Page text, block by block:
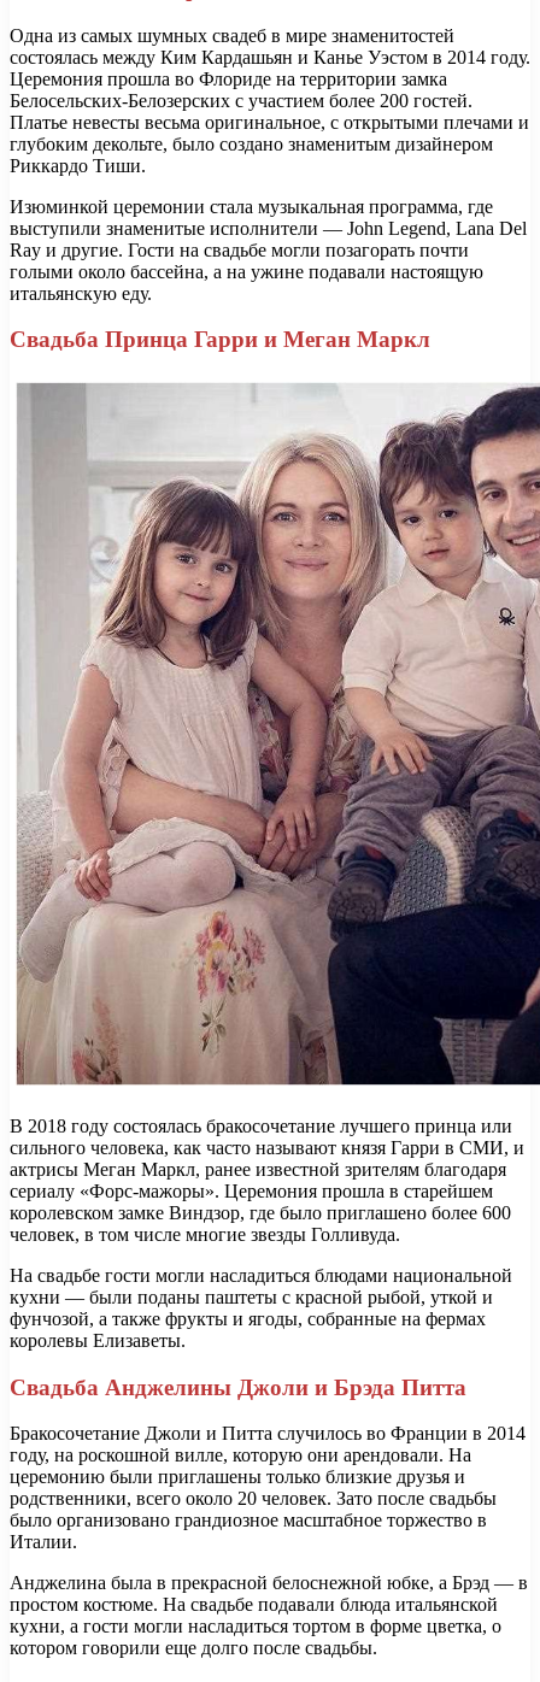
Одна из самых шумных свадеб в мире знаменитостей
состоялась между Ким Кардашьян и Канье Уэстом в 2014 году.
Церемония прошла во Флориде на территории замка
Белосельских-Белозерских с участием более 200 гостей.
Платье невесты весьма оригинальное, с открытыми плечами и
глубоким декольте, было создано знаменитым дизайнером
Риккардо Тиши.
Изюминкой церемонии стала музыкальная программа, где
выступили знаменитые исполнители — John Legend, Lana Del
Ray и другие. Гости на свадьбе могли позагорать почти
голыми около бассейна, а на ужине подавали настоящую
итальянскую еду.
Свадьба Принца Гарри и Меган Маркл
В 2018 году состоялась бракосочетание лучшего принца или
сильного человека, как часто называют князя Гарри в СМИ, и
актрисы Меган Маркл, ранее известной зрителям благодаря
сериалу «Форс-мажоры». Церемония прошла в старейшем
королевском замке Виндзор, где было приглашено более 600
человек, в том числе многие звезды Голливуда.
На свадьбе гости могли насладиться блюдами национальной
кухни — были поданы паштеты с красной рыбой, уткой и
фунчозой, а также фрукты и ягоды, собранные на фермах
королевы Елизаветы.
Свадьба Анджелины Джоли и Брэда Питта
Бракосочетание Джоли и Питта случилось во Франции в 2014
году, на роскошной вилле, которую они арендовали. На
церемонию были приглашены только близкие друзья и
родственники, всего около 20 человек. Зато после свадьбы
было организовано грандиозное масштабное торжество в
Италии.
Анджелина была в прекрасной белоснежной юбке, а Брэд — в
простом костюме. На свадьбе подавали блюда итальянской
кухни, а гости могли насладиться тортом в форме цветка, о
котором говорили еще долго после свадьбы.